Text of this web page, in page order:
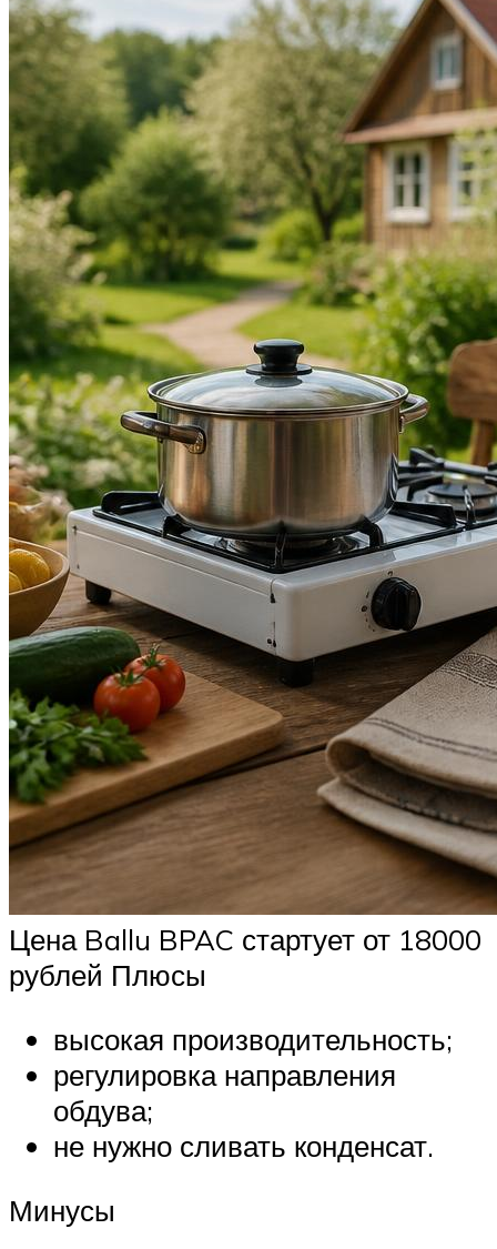
Цена Ballu BPAC стартует от 18000
рублей Плюсы
высокая производительность;
регулировка направления
обдува;
не нужно сливать конденсат.
Минусы